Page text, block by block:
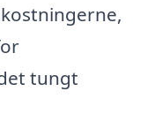
tungt